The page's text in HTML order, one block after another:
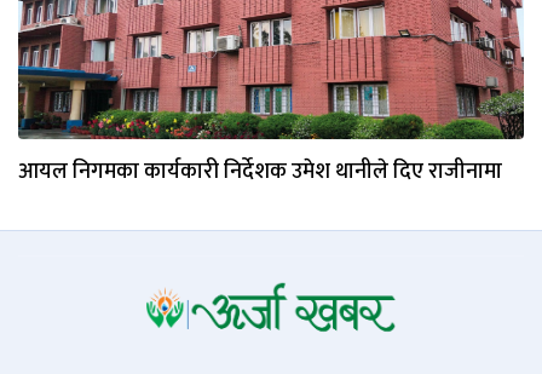
आयल निगमका कार्यकारी निर्देशक उमेश थानीले दिए राजीनामा